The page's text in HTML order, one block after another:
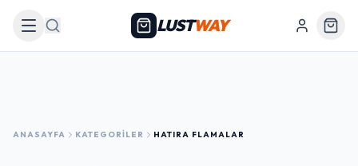
Arama LUSTWAY
ANASAYFA KATEGORILER HATIRA FLAMALAR